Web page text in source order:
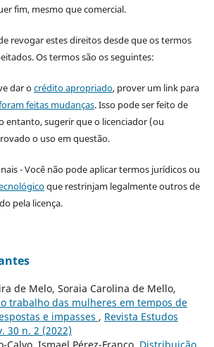
fim, mesmo que comercial.
revogar estes direitos desde que os termos
Os termos são os seguintes:
dar ocrédito apropriado, prover um link para
feitas mudanças. Isso pode ser feito de
entanto, sugerir que o licenciador (ou
o uso em questão.
- Você não pode aplicar termos jurídicos ou
que restrinjam legalmente outros de
pela licença.
de Melo, Soraia Carolina de Mello,
trabalho das mulheres em tempos de
e impasses , Revista Estudos
30 n. 2 (2022)